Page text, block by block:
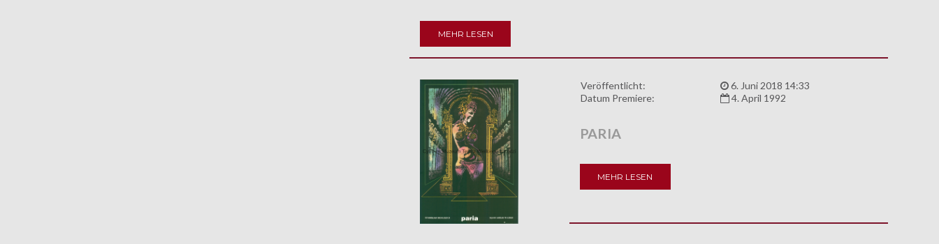
MEHR LESEN
Veröffentlicht:
6. Juni 2018 14:33
Datum Premiere:
4. April 1992
PARIA
MEHR LESEN